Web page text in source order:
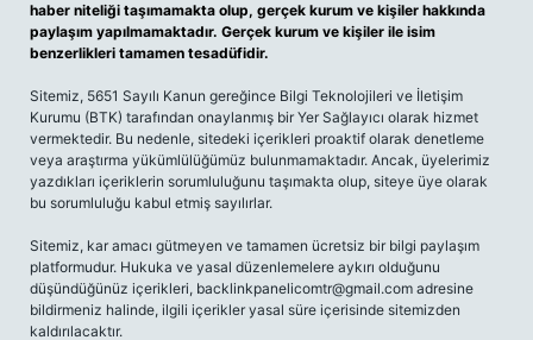
haber niteliği taşımamakta olup, gerçek kurum ve kişiler hakkında
paylaşım yapılmamaktadır. Gerçek kurum ve kişiler ile isim
benzerlikleri tamamen tesadüfidir.
Sitemiz, 5651 Sayılı Kanun gereğince Bilgi Teknolojileri ve İletişim
Kurumu (BTK) tarafından onaylanmış bir Yer Sağlayıcı olarak hizmet
vermektedir. Bu nedenle, sitedeki içerikleri proaktif olarak denetleme
veya araştırma yükümlülüğümüz bulunmamaktadır. Ancak, üyelerimiz
yazdıkları içeriklerin sorumluluğunu taşımakta olup, siteye üye olarak
bu sorumluluğu kabul etmiş sayılırlar.
Sitemiz, kar amacı gütmeyen ve tamamen ücretsiz bir bilgi paylaşım
platformudur. Hukuka ve yasal düzenlemelere aykırı olduğunu
düşündüğünüz içerikleri, backlinkpanelicomtr@gmail.com adresine
bildirmeniz halinde, ilgili içerikler yasal süre içerisinde sitemizden
kaldırılacaktır.